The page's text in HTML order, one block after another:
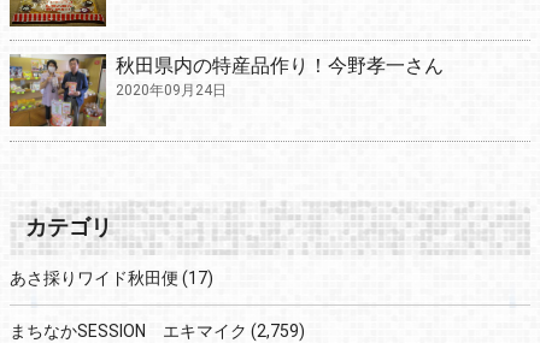
秋田県内の特産品作り！今野孝一さん
2020年09月24日
カテゴリ
あさ採りワイド秋田便 (17)
まちなかSESSION エキマイク (2,759)